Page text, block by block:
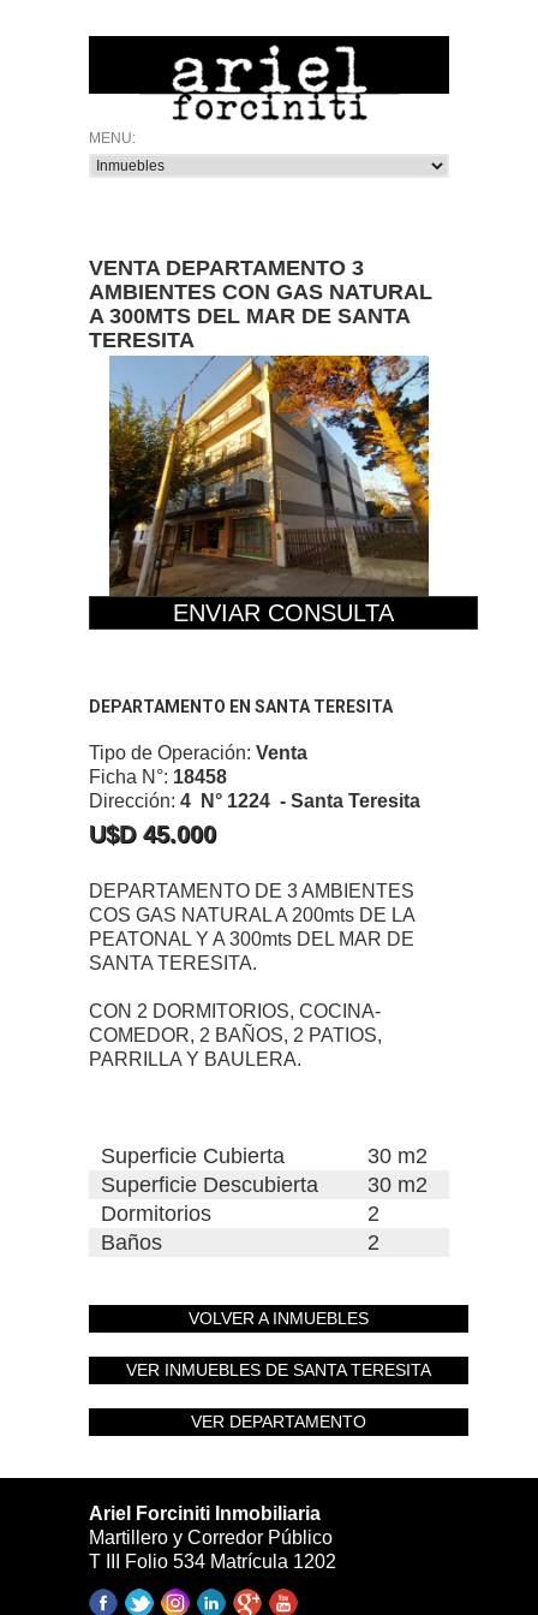
VENTA DEPARTAMENTO 3
AMBIENTES CON GAS NATURAL
A 300MTS DEL MAR DE SANTA
TERESITA
ENVIAR CONSULTA
DEPARTAMENTO EN SANTA TERESITA
Tipo de Operación: Venta
Ficha N°: 18458
Dirección: 4 N° 1224 - Santa Teresita
U$D 45.000
DEPARTAMENTO DE 3 AMBIENTES
COS GAS NATURAL A 200mts DE LA
PEATONAL Y A 300mts DEL MAR DE
SANTA TERESITA.
CON 2 DORMITORIOS, COCINA-
COMEDOR, 2 BAÑOS, 2 PATIOS,
PARRILLA Y BAULERA.
Superficie Cubierta
30 m2
Superficie Descubierta
30 m2
Dormitorios
2
Baños
2
VOLVER A INMUEBLES
VER INMUEBLES DE SANTA TERESITA
VER DEPARTAMENTO
Ariel Forciniti Inmobiliaria
Martillero y Corredor Público
T III Folio 534 Matrícula 1202